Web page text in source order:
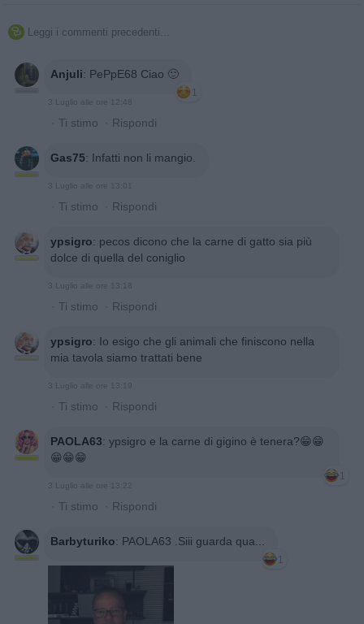
 Leggi i commenti precedenti...
Anjuli: PePpE68 Ciao 🙂
1
· Ti stimo · Rispondi
Gas75: Infatti non li mangio.
· Ti stimo · Rispondi
ypsigro: pecos dicono che la carne di gatto sia più
dolce di quella del coniglio
· Ti stimo · Rispondi
ypsigro: Io esigo che gli animali che finiscono nella
mia tavola siamo trattati bene
3 Luglio alle ore 13:19
· Ti stimo · Rispondi
PAOLA63: ypsigro e la carne di gigino è tenera?😁😁
😁😁😁
1
· Ti stimo · Rispondi
Barbyturiko: PAOLA63 .Siii guarda qua...
1